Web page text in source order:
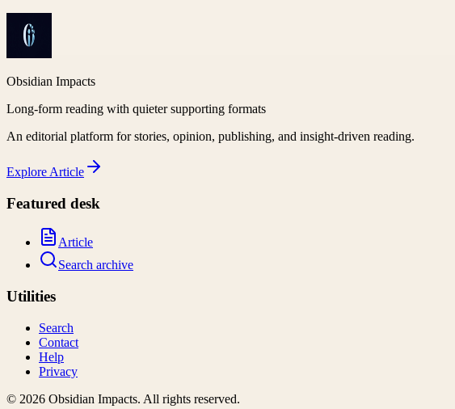
Obsidian Impacts
Long-form reading with quieter supporting formats
An editorial platform for stories, opinion, publishing, and insight-driven reading.
Explore Article
Featured desk
Article
Search archive
Utilities
Search
Contact
Help
Privacy
© 2026 Obsidian Impacts. All rights reserved.